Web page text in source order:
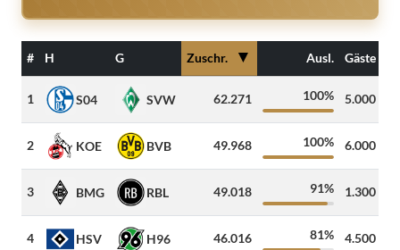
# H G Zuschr. ▼ Ausl. Gäste
1 S04 SVW 62.271 100% 5.000
2 KOE BVB 49.968 100% 6.000
3 BMG RBL 49.018 91% 1.300
4 HSV H96 46.016 81% 4.500